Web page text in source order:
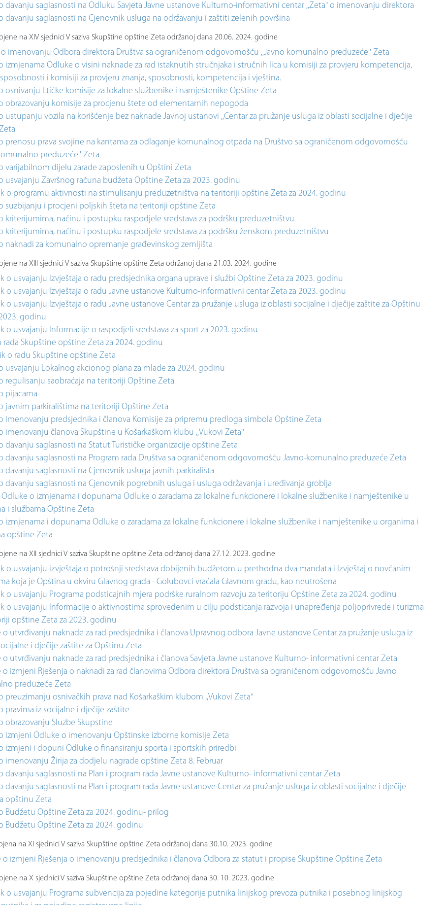
davanju saglasnosti na Odluku Savjeta Javne ustanove Kulturno-informativni centar ,,Zeta" o imenovanju direktora
davanju saglasnosti na Cjenovnik usluga na održavanju i zaštiti zelenih površina
na XIV sjednici V saziva Skupštine opštine Zeta održanoj dana 20.06. 2024. godine
o imenovanju Odbora direktora Društva sa ograničenom odgovornošću ,,Javno komunalno preduzeće'' Zeta
izmjenama Odluke o visini naknade za rad istaknutih stručnjaka i stručnih lica u komisiji za provjeru kompetencija,
i komisiji za provjeru znanja, sposobnosti, kompetencija i vještina.
osnivanju Etičke komisije za lokalne službenike i namještenike Opštine Zeta
obrazovanju komisije za procjenu štete od elementarnih nepogoda
ustupanju vozila na korišćenje bez naknade Javnoj ustanovi ,,Centar za pružanje usluga iz oblasti socijalne i dječije
prenosu prava svojine na kantama za odlaganje komunalnog otpada na Društvo sa ograničenom odgovornošću
preduzeće'' Zeta
varijabilnom dijelu zarade zaposlenih u Opštini Zeta
usvajanju Završnog računa budžeta Opštine Zeta za 2023. godinu
o programu aktivnosti na stimulisanju preduzetništva na teritoriji opštine Zeta za 2024. godinu
suzbijanju i procjeni poljskih šteta na teritoriji opštine Zeta
kriterijumima, načinu i postupku raspodjele sredstava za podršku preduzetništvu
kriterijumima, načinu i postupku raspodjele sredstava za podršku ženskom preduzetništvu
naknadi za komunalno opremanje građevinskog zemljišta
na XIII sjednici V saziva Skupštine opštine Zeta održanoj dana 21.03. 2024. godine
o usvajanju Izvještaja o radu predsjednika organa uprave i službi Opštine Zeta za 2023. godinu
o usvajanju Izvještaja o radu Javne ustanove Kulturno-informativni centar Zeta za 2023. godinu
o usvajanju Izvještaja o radu Javne ustanove Centar za pružanje usluga iz oblasti socijalne i dječije zaštite za Opštinu
godinu
o usvajanju Informacije o raspodjeli sredstava za sport za 2023. godinu
rada Skupštine opštine Zeta za 2024. godinu
o radu Skupštine opštine Zeta
usvajanju Lokalnog akcionog plana za mlade za 2024. godinu
regulisanju saobraćaja na teritoriji Opštine Zeta
pijacama
javnim parkiralištima na teritoriji Opštine Zeta
imenovanju predsjednika i članova Komisije za pripremu predloga simbola Opštine Zeta
imenovanju članova Skupštine u Košarkaškom klubu ,,Vukovi Zeta''
davanju saglasnosti na Statut Turističke organizacije opštine Zeta
davanju saglasnosti na Program rada Društva sa ograničenom odgovornošću Javno-komunalno preduzeće Zeta
davanju saglasnosti na Cjenovnik usluga javnih parkirališta
davanju saglasnosti na Cjenovnik pogrebnih usluga i usluga održavanja i uređivanja groblja
Odluke o izmjenama i dopunama Odluke o zaradama za lokalne funkcionere i lokalne službenike i namještenike u
i službama Opštine Zeta
izmjenama i dopunama Odluke o zaradama za lokalne funkcionere i lokalne službenike i namještenike u organima i
opštine Zeta
na XII sjednici V saziva Skupštine opštine Zeta održanoj dana 27.12. 2023. godine
o usvajanju izvještaja o potrošnji sredstava dobijenih budžetom u prethodna dva mandata i Izvještaj o novčanim
koja je Opština u okviru Glavnog grada - Golubovci vraćala Glavnom gradu, kao neutrošena
o usvajanju Programa podsticajnih mjera podrške ruralnom razvoju za teritoriju Opštine Zeta za 2024. godinu
o usvajanju Informacije o aktivnostima sprovedenim u cilju podsticanja razvoja i unapređenja poljoprivrede i turizma
opštine Zeta za 2023. godinu
o utvrđivanju naknade za rad predsjednika i članova Upravnog odbora Javne ustanove Centar za pružanje usluga iz
i dječije zaštite za Opštinu Zeta
o utvrđivanju naknade za rad predsjednika i članova Savjeta Javne ustanove Kulturno- informativni centar Zeta
o izmjeni Rješenja o naknadi za rad članovima Odbora direktora Društva sa ograničenom odgovornošću Javno
preduzeće Zeta
preuzimanju osnivačkih prava nad Košarkaškim klubom ,,Vukovi Zeta''
pravima iz socijalne i dječije zaštite
obrazovanju Sluzbe Skupstine
izmjeni Odluke o imenovanju Opštinske izborne komisije Zeta
izmjeni i dopuni Odluke o finansiranju sporta i sportskih priredbi
imenovanju Žirija za dodjelu nagrade opštine Zeta 8. Februar
davanju saglasnosti na Plan i program rada Javne ustanove Kulturno- informativni centar Zeta
davanju saglasnosti na Plan i program rada Javne ustanove Centar za pružanje usluga iz oblasti socijalne i dječije
opštinu Zeta
Budžetu Opštine Zeta za 2024. godinu- prilog
Budžetu Opštine Zeta za 2024. godinu
na XI sjednici V saziva Skupštine opštine Zeta održanoj dana 30.10. 2023. godine
o izmjeni Rješenja o imenovanju predsjednika i članova Odbora za statut i propise Skupštine Opštine Zeta
na X sjednici V saziva Skupštine opštine Zeta održanoj dana 30. 10. 2023. godine
o usvajanju Programa subvencija za pojedine kategorije putnika linijskog prevoza putnika i posebnog linijskog